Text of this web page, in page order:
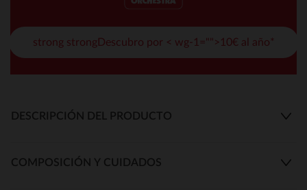
strong strongDescubro por < wg-1="">10€ al año*
DESCRIPCIÓN DEL PRODUCTO
COMPOSICIÓN Y CUIDADOS